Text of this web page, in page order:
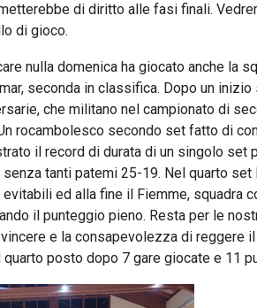
di diritto alle fasi finali.
di gioco.
nulla domenica ha giocato anche la
seconda in classifica. Dopo un
che militano nel campionato di
rocambolesco secondo set fatto di
il record di durata di un singolo
tanti patemi 25-19. Nel quarto
ed alla fine il Fiemme, squadra
il punteggio pieno. Resta per le
e la consapevolezza di reggere
quarto posto dopo 7 gare giocate e 11